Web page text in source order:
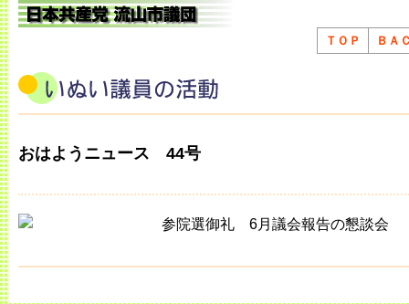
ＴＯＰ ＢＡ
おはようニュース 44号
参院選御礼 6月議会報告の懇談会